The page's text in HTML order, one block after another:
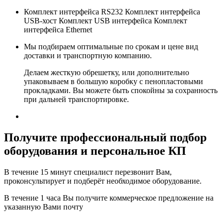
Комплект интерфейса RS232 Комплект интерфейса
USB-хост Комплект USB интерфейса Комплект
интерфейса Ethernet
Мы подбираем оптимальные по срокам и цене вид
доставки и транспортную компанию.
Делаем жесткую обрешетку, или дополнительно
упаковываем в большую коробку с пенопластовыми
прокладками. Вы можете быть спокойны за сохранность
при дальней транспортировке.
Получите профессиональный подбор
оборудования и персональное КП
В течение 15 минут специалист перезвонит Вам,
проконсультирует и подберёт необходимое оборудование.
В течение 1 часа Вы получите коммерческое предложение на
указанную Вами почту